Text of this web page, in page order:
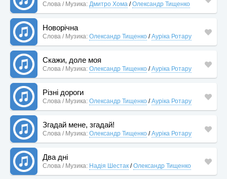
Слова / Музика: Дмитро Хома /Олександр Тищенко
Новорічна
Слова / Музика: Олександр Тищенко /Ауріка Ротару
Скажи, доле моя
Слова / Музика: Олександр Тищенко /Ауріка Ротару
Різні дороги
Слова / Музика: Олександр Тищенко /Ауріка Ротару
Згадай мене, згадай!
Слова / Музика: Олександр Тищенко /Ауріка Ротару
Два дні
Слова / Музика: Надія Шестак /Олександр Тищенко